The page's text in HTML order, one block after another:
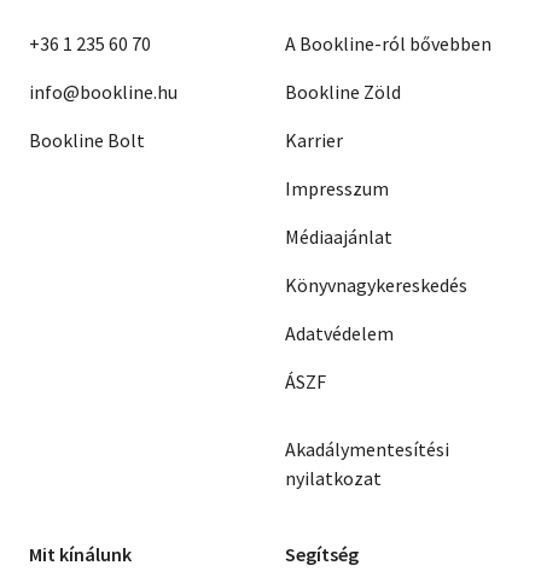
+36 1 235 60 70
info@bookline.hu
Bookline Bolt
A Bookline-ról bővebben
Bookline Zöld
Karrier
Impresszum
Médiaajánlat
Könyvnagykereskedés
Adatvédelem
ÁSZF
Akadálymentesítési
nyilatkozat
Mit kínálunk Segítség